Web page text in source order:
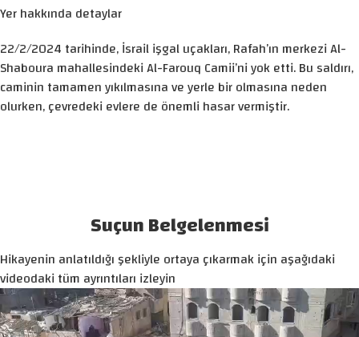
Yer hakkında detaylar
22/2/2024 tarihinde, İsrail işgal uçakları, Rafah’ın merkezi Al-
Shaboura mahallesindeki Al-Farouq Camii’ni yok etti. Bu saldırı,
caminin tamamen yıkılmasına ve yerle bir olmasına neden
olurken, çevredeki evlere de önemli hasar vermiştir.
Suçun Belgelenmesi
Hikayenin anlatıldığı şekliyle ortaya çıkarmak için aşağıdaki
videodaki tüm ayrıntıları izleyin